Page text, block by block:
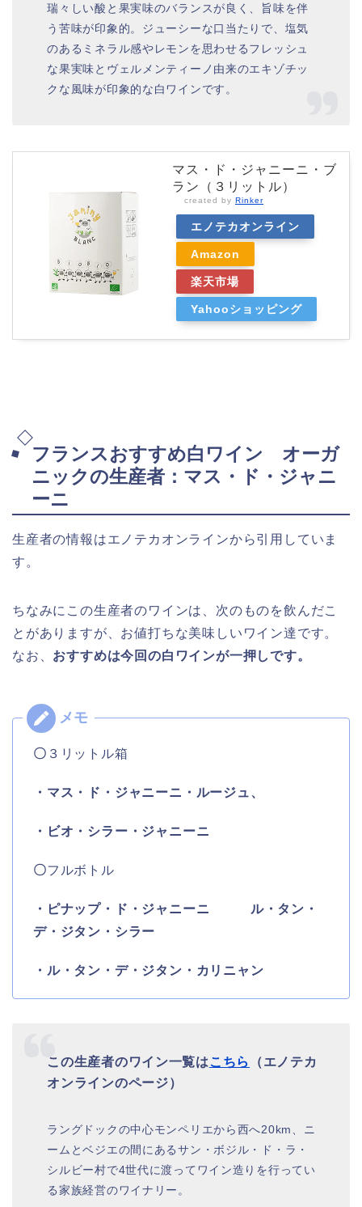
瑞々しい酸と果実味のバランスが良く、旨味を伴
う苦味が印象的。ジューシーな口当たりで、塩気
のあるミネラル感やレモンを思わせるフレッシュ
な果実味とヴェルメンティーノ由来のエキゾチッ
クな風味が印象的な白ワインです。
マス・ド・ジャニーニ・ブ
ラン（３リットル）
created by Rinker
エノテカオンライン
Amazon
楽天市場
Yahooショッピング
フランスおすすめ白ワイン オーガ
ニックの生産者：マス・ド・ジャニ
ーニ
生産者の情報はエノテカオンラインから引用していま
す。
ちなみにこの生産者のワインは、次のものを飲んだこ
とがありますが、お値打ちな美味しいワイン達です。
なお、 おすすめは今回の白ワインが一押しです。
〇 ３リットル箱
・マス・ド・ジャニーニ・ルージュ、
・ビオ・シラー・ジャニーニ
〇フルボトル
・ピナップ・ド・ジャニーニ ル・タン・
デ・ジタン・シラー
・ル・タン・デ・ジタン・カリニャン
この生産者のワイン一覧は こちら
（エノテカ
オンラインのページ）
ラングドックの中心モンペリエから西へ20km、ニ
ームとベジエの間にあるサン・ボジル・ド・ラ・
シルビー村で4世代に渡ってワイン造りを行ってい
る家族経営のワイナリー。